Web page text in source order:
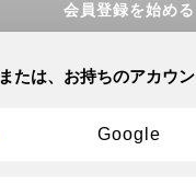
会員登録を始める
または、お持ちのアカウ
Google